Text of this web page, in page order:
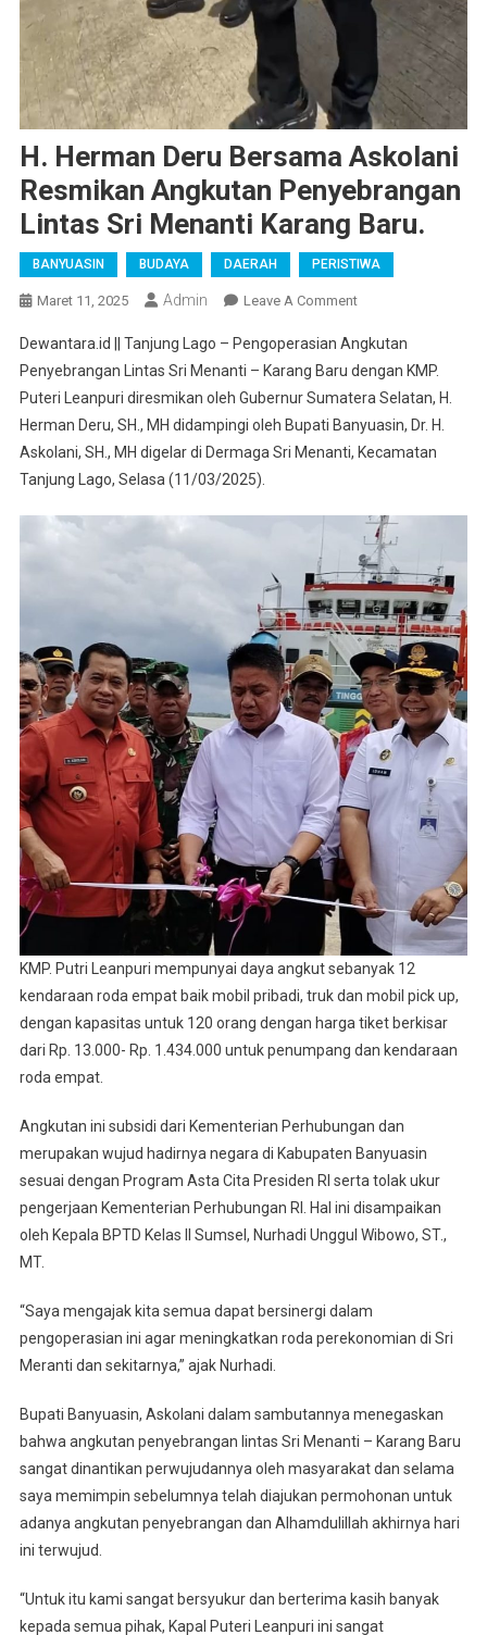
H. Herman Deru Bersama Askolani
Resmikan Angkutan Penyebrangan
Lintas Sri Menanti Karang Baru.
BANYUASIN BUDAYA DAERAH PERISTIWA
Maret 11, 2025 Admin Leave A CommentOn
Herman
Deru
Bersama
Askolani
Resmikan
Lintas
Sri
Menanti
Karang
Baru.
Dewantara.id || Tanjung Lago – Pengoperasian Angkutan
Penyebrangan Lintas Sri Menanti – Karang Baru dengan KMP.
Puteri Leanpuri diresmikan oleh Gubernur Sumatera Selatan, H.
Herman Deru, SH., MH didampingi oleh Bupati Banyuasin, Dr. H.
Askolani, SH., MH digelar di Dermaga Sri Menanti, Kecamatan
Tanjung Lago, Selasa (11/03/2025).
KMP. Putri Leanpuri mempunyai daya angkut sebanyak 12
kendaraan roda empat baik mobil pribadi, truk dan mobil pick up,
dengan kapasitas untuk 120 orang dengan harga tiket berkisar
dari Rp. 13.000- Rp. 1.434.000 untuk penumpang dan kendaraan
roda empat.
Angkutan ini subsidi dari Kementerian Perhubungan dan
merupakan wujud hadirnya negara di Kabupaten Banyuasin
sesuai dengan Program Asta Cita Presiden RI serta tolak ukur
pengerjaan Kementerian Perhubungan RI. Hal ini disampaikan
oleh Kepala BPTD Kelas II Sumsel, Nurhadi Unggul Wibowo, ST.,
MT.
“Saya mengajak kita semua dapat bersinergi dalam
pengoperasian ini agar meningkatkan roda perekonomian di Sri
Meranti dan sekitarnya,” ajak Nurhadi.
Bupati Banyuasin, Askolani dalam sambutannya menegaskan
bahwa angkutan penyebrangan lintas Sri Menanti – Karang Baru
sangat dinantikan perwujudannya oleh masyarakat dan selama
saya memimpin sebelumnya telah diajukan permohonan untuk
adanya angkutan penyebrangan dan Alhamdulillah akhirnya hari
ini terwujud.
“Untuk itu kami sangat bersyukur dan berterima kasih banyak
kepada semua pihak, Kapal Puteri Leanpuri ini sangat